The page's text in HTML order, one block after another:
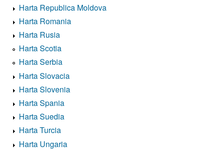
Harta Republica Moldova
Harta Romania
Harta Rusia
Harta Scotia
Harta Serbia
Harta Slovacia
Harta Slovenia
Harta Spania
Harta Suedia
Harta Turcia
Harta Ungaria